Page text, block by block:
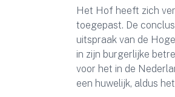
Het Hof heeft zich
toegepast. De
uitspraak van de
in zijn burgerlijke
voor het in de
een huwelijk, aldus